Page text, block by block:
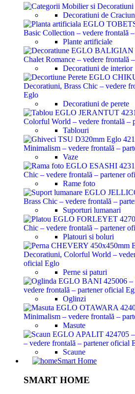
Decoratiuni de Craciun
Plante artificiale
Decoratiuni de interior
Decoratiuni de perete
Tablouri
Vaze
Rame foto
Suporturi lumanari
Platouri si boluri
Perne si paturi
Oglinzi
Masute
Scaune
Smart Home
SMART HOME